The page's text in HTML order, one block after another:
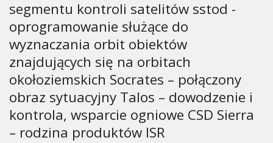
segmentu kontroli satelitów sstod -
oprogramowanie służące do
wyznaczania orbit obiektów
znajdujących się na orbitach
okołoziemskich Socrates – połączony
obraz sytuacyjny Talos – dowodzenie i
kontrola, wsparcie ogniowe CSD Sierra
– rodzina produktów ISR